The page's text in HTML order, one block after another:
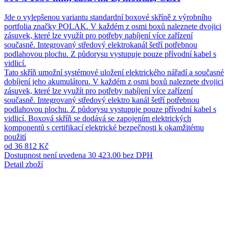
Jde o vylepšenou variantu standardní boxové skříně z výrobního
portfolia značky POLAK. V každém z osmi boxů naleznete dvojici
zásuvek, které lze využít pro potřeby nabíjení více zařízení
současně. Integrovaný středový elektrokanál šetří potřebnou
podlahovou plochu. Z půdorysu vystupuje pouze přívodní kabel s
vidlicí.
Tato skříň umožní systémové uložení elektrického nářadí a současné
dobíjení jeho akumulátoru. V každém z osmi boxů naleznete dvojici
zásuvek, které lze využít pro potřeby nabíjení více zařízení
současně. Integrovaný středový elektro kanál šetří potřebnou
podlahovou plochu. Z půdorysu vystupuje pouze přívodní kabel s
vidlicí. Boxová skříň se dodává se zapojením elektrických
komponentů s certifikací elektrické bezpečnosti k okamžitému
použití
od 36 812 Kč
Dostupnost není uvedena 30 423.00 bez DPH
Detail zboží